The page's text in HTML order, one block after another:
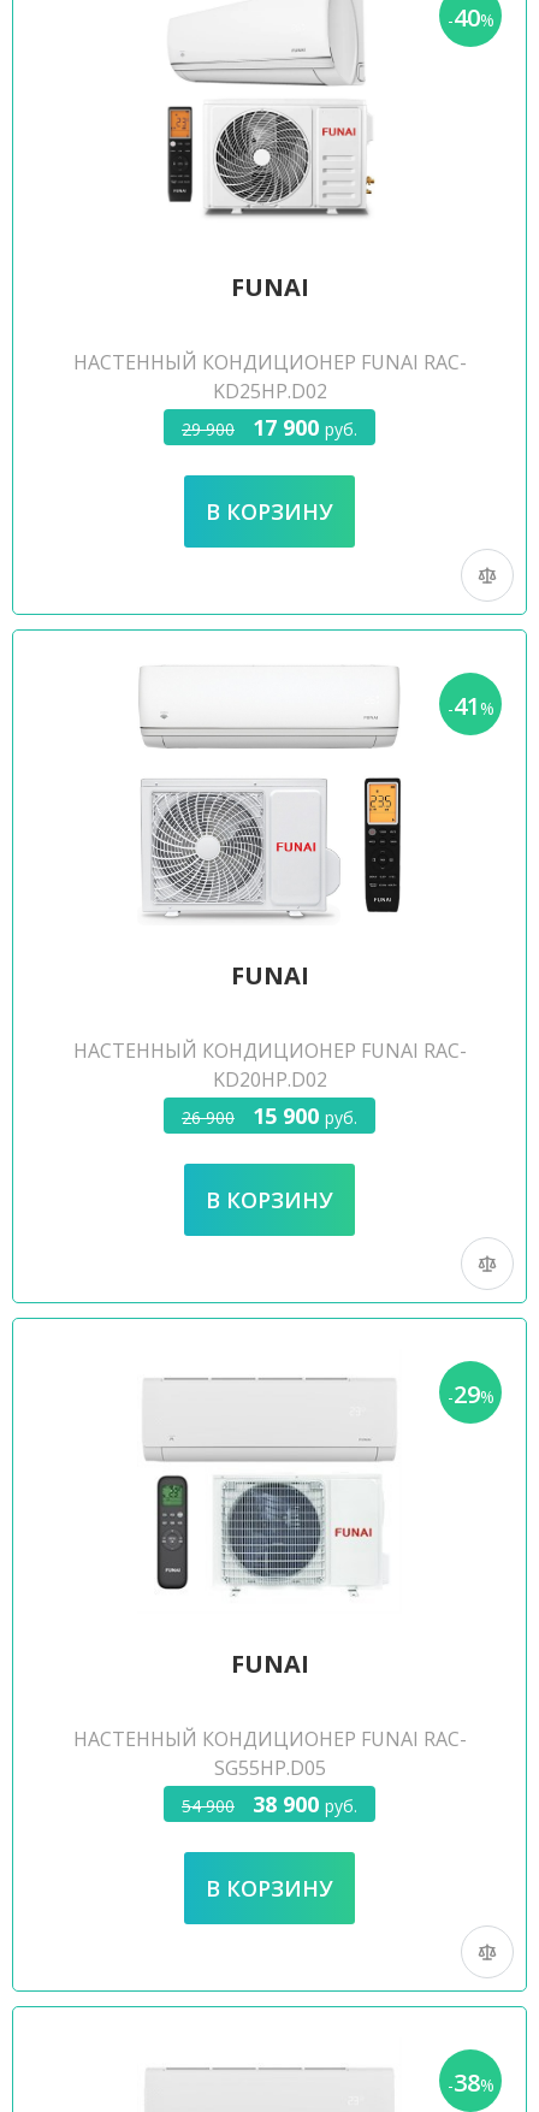
-40%
FUNAI
НАСТЕННЫЙ КОНДИЦИОНЕР FUNAI RAC-
KD25HP.D02
29 900 17 900 руб.
-41%
FUNAI
НАСТЕННЫЙ КОНДИЦИОНЕР FUNAI RAC-
KD20HP.D02
26 900 15 900 руб.
-29%
FUNAI
НАСТЕННЫЙ КОНДИЦИОНЕР FUNAI RAC-
SG55HP.D05
54 900 38 900 руб.
-38%